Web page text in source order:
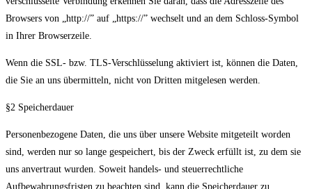
Browsers von „http://” auf „https://” wechselt und an dem Schloss-Symbol
in Ihrer Browserzeile.
Wenn die SSL- bzw. TLS-Verschlüsselung aktiviert ist, können die Daten,
die Sie an uns übermitteln, nicht von Dritten mitgelesen werden.
§2 Speicherdauer
Personenbezogene Daten, die uns über unsere Website mitgeteilt worden
sind, werden nur so lange gespeichert, bis der Zweck erfüllt ist, zu dem sie
uns anvertraut wurden. Soweit handels- und steuerrechtliche
Aufbewahrungsfristen zu beachten sind, kann die Speicherdauer zu